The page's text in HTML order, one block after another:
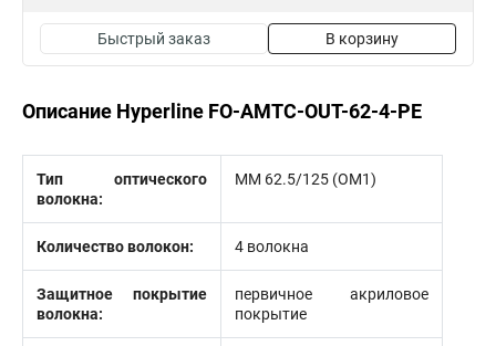
Быстрый заказ В корзину
Описание Hyperline FO-AMTC-OUT-62-4-PE
Тип оптического
волокна:
MM 62.5/125 (OM1)
Количество волокон: 4 волокна
Защитное покрытие
волокна:
первичное акриловое
покрытие